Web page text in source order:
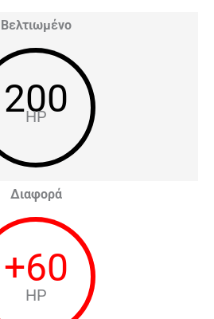
Βελτιωμένο
200
HP
Διαφορά
+60
HP